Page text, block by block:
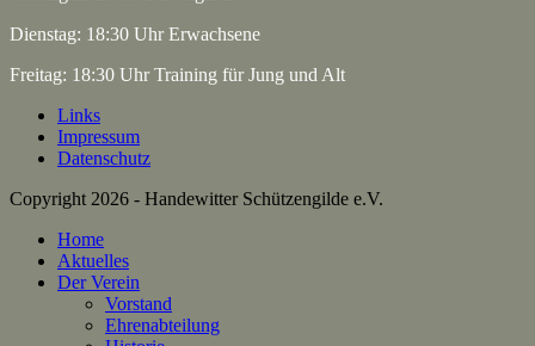
Dienstag: 18:30 Uhr Erwachsene
Freitag: 18:30 Uhr Training für Jung und Alt
Links
Impressum
Datenschutz
Copyright 2026 - Handewitter Schützengilde e.V.
Home
Aktuelles
Der Verein
Vorstand
Ehrenabteilung